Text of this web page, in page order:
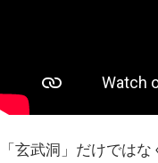
「玄武洞」だけでは